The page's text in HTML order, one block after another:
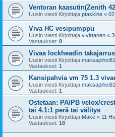
Ventoran kaasutin(Zenith
Uusin viesti Kirjoittaja ptaskine «
Viva HC vesipumppu
Uusin viesti Kirjoittaja v.virtanen «
Vastaukset: 8
Vivaa lockheadin
Uusin viesti Kirjoittaja maksapihvi81
Vastaukset: 1
Kansipahvia vm 75 1.3
Uusin viesti Kirjoittaja maksapihvi81
Vastaukset: 1
Ostetaan: PA/PB velox/
tai 4.1:1 perä tai välitys
Uusin viesti Kirjoittaja Make « 11
Vastaukset: 18